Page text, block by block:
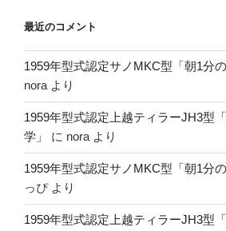
最近のコメント
1959年型式認定サノMKC型「朝1分の
nora より
1959年型式認定上越ティラーJH3型
学」
に nora より
1959年型式認定サノMKC型「朝1分の
っぴより
1959年型式認定上越ティラーJH3型